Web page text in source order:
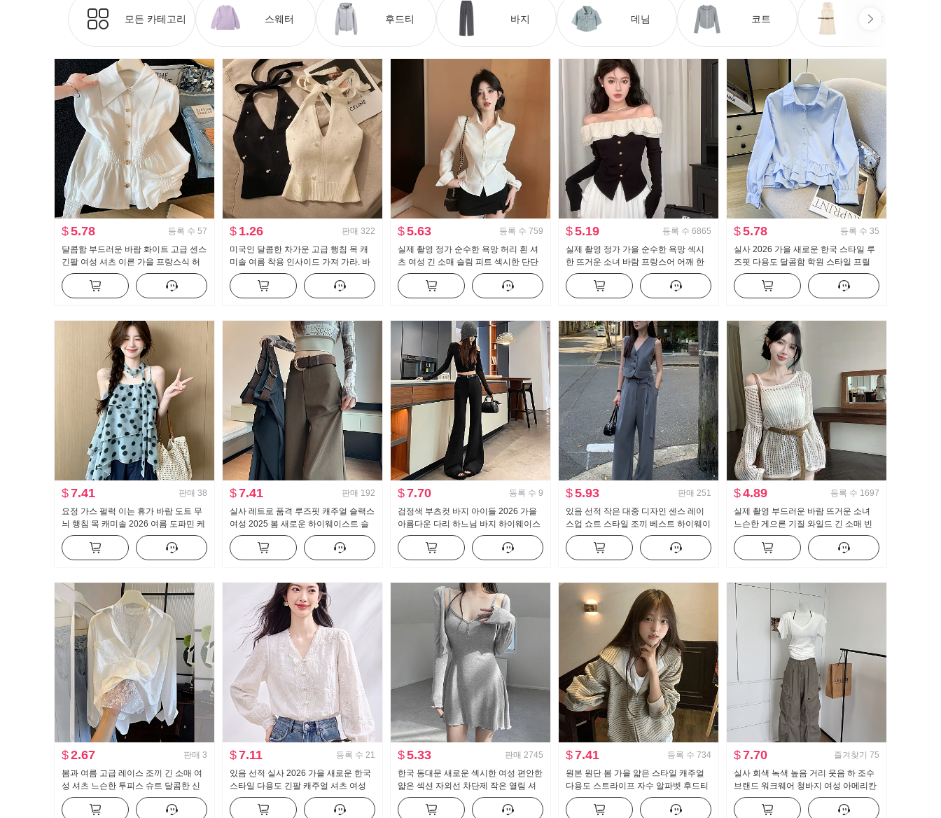
모든 카테고리 스웨터 후드티 바지 데님 코트 원피스
$5.78 등록 수 57
달콤함 부드러운 바람 화이트 고급 센스
긴팔 여성 셔츠 이른 가을 프랑스식 허
리 수축 슬림해 보이는 맨위
$ 1.26 판매 322
미국인 달콤한 차가운 고급 행침 목 캐
미솔 여름 착용 인사이드 가져 가라. 바
지를 입는 셔츠 뜨거운 소녀 뜨개질 튜
브 톱 맨위
$5.63 등록 수 759
실제 촬영 정가 순수한 욕망 허리 흰 셔
츠 여성 긴 소매 슬림 피트 섹시한 단단
한 셔츠 ol 유니폼 경력 작업복
$5.19 등록 수 6865
실제 촬영 정가 가을 순수한 욕망 섹시
한 뜨거운 소녀 바람 프랑스어 어깨 한
개 긴 소매 티셔츠 여자 프릴 허리 맨위
$5.78 등록 수 35
실사 2026 가을 새로운 한국 스타일 루
즈핏 다용도 달콤함 학원 스타일 프릴
긴팔 셔츠 여성 셔츠
$7.41 판매 38
요정 가스 펄럭 이는 휴가 바람 도트 무
늬 행침 목 캐미솔 2026 여름 도파민 케
이크 퍼프 인형 셔츠 맨위
$7.41 판매 192
실사 레트로 품격 루즈핏 캐주얼 슬랙스
여성 2025 봄 새로운 하이웨이스트 슬
림해 보이는 도루 센스 바닥 청소 바지
긴 바지
$7.70 등록 수 9
검정색 부츠컷 바지 아이들 2026 가을
아름다운 다리 하느님 바지 하이웨이스
트 수퍼 모델 바지 몸매 가꾸기 신축성
캐주얼 나팔 슬랙스
$5.93 판매 251
있음 선적 작은 대중 디자인 센스 레이
스업 쇼트 스타일 조끼 베스트 하이웨이
스트 도루 센스 넓은 다리 캐주얼 바지
세트
$4.89 등록 수 1697
실제 촬영 부드러운 바람 뜨거운 소녀
느슨한 게으른 기질 와일드 긴 소매 빈
뜨개질 블라우스 캐미솔
$2.67 판매 3
봄과 여름 고급 레이스 조끼 긴 소매 여
성 셔츠 느슨한 투피스 슈트 달콤한 신
선한
$7.11 등록 수 21
있음 선적 실사 2026 가을 새로운 한국
스타일 다용도 긴팔 캐주얼 셔츠 여성
셔츠
$5.33 판매 2745
한국 동대문 새로운 섹시한 여성 편안한
얇은 섹션 자외선 차단제 작은 열림 셔
츠 슬링 치마 정장 여자
$7.41 등록 수 734
원본 원단 봄 가을 얇은 스타일 캐주얼
다용도 스트라이프 자수 알파벳 후드티
재킷
$7.70 즐겨찾기 75
실사 회색 녹색 높음 거리 웃음 하 조수
브랜드 워크웨어 청바지 여성 아메리칸
레트로 루즈핏 바닥 청소 캐주얼 바지